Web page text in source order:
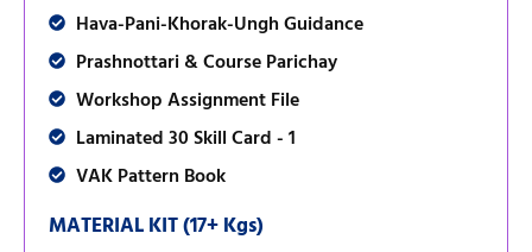
Hava-Pani-Khorak-Ungh Guidance
Prashnottari & Course Parichay
Workshop Assignment File
Laminated 30 Skill Card - 1
VAK Pattern Book
MATERIAL KIT (17+ Kgs)